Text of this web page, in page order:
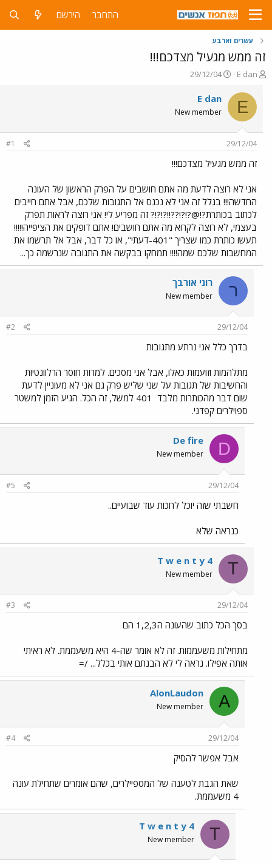
התחבר הירשם
עשרים וארבע
זה ממש מגעיל מצדכם!!!
פ
ו
ת
ח
ה
ש
א
E dan
פ
ו
ר
ם
ר
29/12/04
E
E dan
New member
29/12/04
#1
זה ממש מגעיל מצדכם!!!
אני לא רוצה לדעת מה אתם חושבים על הפרק הראשון של העונה
החדשה!!! בגלל זה אני לא נכנס אל התגובות שלכם, אבל אתם חייבים
לכתוב בכותרת?!@?!?!??!!?!?!? זה מפריע לי! אני רוצה לראות תפרק
בעצמי, לא רוצה לקרוא מה אתם חושבים! אתם דופקים את הציפייה!!!!!
תעשו כותרת כמו שצריך "401-דעתי", או כל דבר, אבל אל תרשמו את
המחשבות שלכם שמה!!!! תמחקו בבקשה את התגובה שנרשמה כך...
ר רוני אורבך
New member
29/12/04
#2
בדרך כלל אני נרתע מתגובות
מתלהמות וזועמות כאלו, אבל אני מסכים. למרות חוסר הרלוונטיות
והחשיבות של תגובות על שני שליש פרק גם אני לא מעוניין לדעת
שום דבר מהכותרות מלבד
401 למשל, זה הכל. הגיע הזמן למשטר
ספוילרים קפדני.
D
De fire
New member
29/12/04
#5
חשבתי שזה יוכל לחכות עוד שבועיים..
כנראה שלא
T
T w e n t y 4
New member
29/12/04
#3
בסך הכל כתוב שהעונה ה1,2,3 הם
מתחילות משעממות. זה לא אומר שה-4 היא משעממת. לא ראיתי
אותה אפילו. נראה לי לא הבנתם אותי בכלל... /=
A
AlonLaudon
New member
29/12/04
#4
אבל אפשר להסיק
שאת הגבת לטענה של המספיילרים, שהם אומרים שתחילת עונה
4 משעממת.
T
T w e n t y 4
New member